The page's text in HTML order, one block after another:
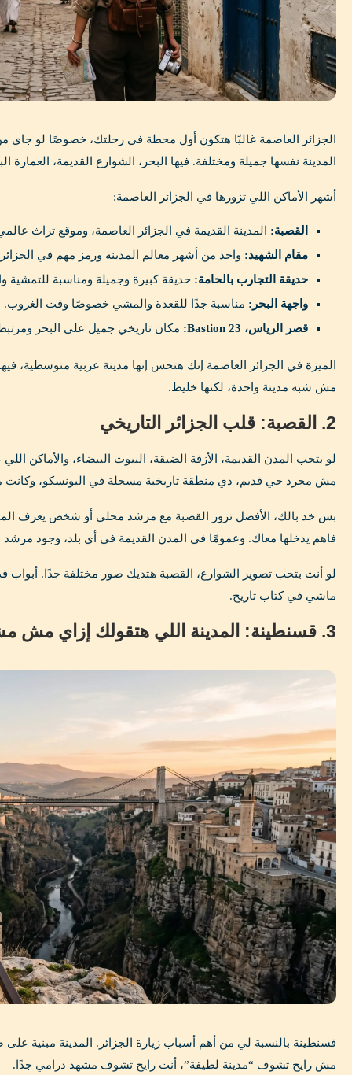
الجزائر العاصمة غالبًا هتكون أول محطة في رحلتك، خصوصًا لو جاي
المدينة نفسها جميلة ومختلفة. فيها البحر، الشوارع القديمة، العمارة
أشهر الأماكن اللي تزورها في الجزائر العاصمة:
القصبة: المدينة القديمة في الجزائر العاصمة، وموقع تراث
مقام الشهيد: واحد من أشهر معالم المدينة ورمز مهم في
حديقة التجارب بالحامة: حديقة كبيرة وجميلة ومناسبة للتمشية
واجهة البحر: مناسبة جدًا للقعدة والمشي خصوصًا وقت الغروب.
قصر الرياس، Bastion 23:
مكان تاريخي جميل على البحر
الميزة في الجزائر العاصمة إنك هتحس إنها مدينة عربية متوسطية،
مش شبه مدينة واحدة، لكنها خليط.
2. القصبة: قلب الجزائر التاريخي
لو بتحب المدن القديمة، الأزقة الضيقة، البيوت البيضاء، والأماكن
مش مجرد حي قديم، دي منطقة تاريخية مسجلة في اليونسكو، وكانت
بس خد بالك، الأفضل تزور القصبة مع مرشد محلي أو شخص يعرف
فاهم يدخلها معاك. وعمومًا في المدن القديمة في أي بلد، وجود مرشد
لو أنت بتحب تصوير الشوارع، القصبة هتديك صور مختلفة جدًا. أبواب
ماشي في كتاب تاريخ.
3. قسنطينة: المدينة اللي هتقولك إزاي مش مشهورة؟
قسنطينة بالنسبة لي من أهم أسباب زيارة الجزائر. المدينة مبنية
مش رايح تشوف “مدينة لطيفة”، أنت رايح تشوف مشهد درامي جدًا.